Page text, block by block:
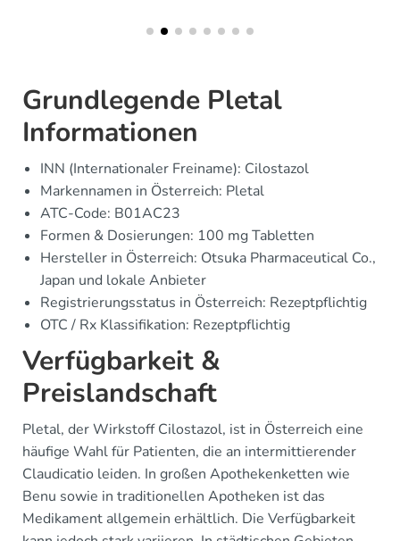
Grundlegende Pletal
Informationen
INN (Internationaler Freiname): Cilostazol
Markennamen in Österreich: Pletal
ATC-Code: B01AC23
Formen & Dosierungen: 100 mg Tabletten
Hersteller in Österreich: Otsuka Pharmaceutical Co.,
Japan und lokale Anbieter
Registrierungsstatus in Österreich: Rezeptpflichtig
OTC / Rx Klassifikation: Rezeptpflichtig
Verfügbarkeit &
Preislandschaft
Pletal, der Wirkstoff Cilostazol, ist in Österreich eine
häufige Wahl für Patienten, die an intermittierender
Claudicatio leiden. In großen Apothekenketten wie
Benu sowie in traditionellen Apotheken ist das
Medikament allgemein erhältlich. Die Verfügbarkeit